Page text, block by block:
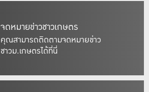
จดหมายข่าวชาวเกษตร
คุณสามารถติดตามจดหมายข่าว
ชาวม.เกษตรได้ที่นี่